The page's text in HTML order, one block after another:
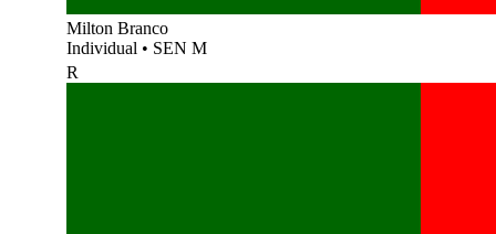
Milton Branco
Individual • SEN M
R